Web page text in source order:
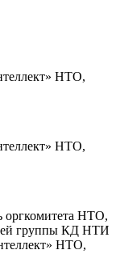
НТО,
НТО,
оргкомитета НТО,
группы КД НТИ
НТО,